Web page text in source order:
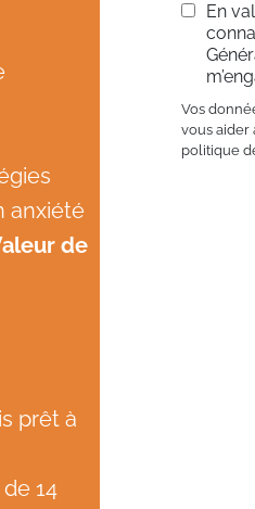
anxiété
de
prêt à
14
En
Vos
vous aider
politique